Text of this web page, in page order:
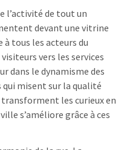
l’activité de tout un
devant une vitrine
tous les acteurs du
vers les services
dans le dynamisme des
misent sur la qualité
les curieux en
s’améliore grâce à ces